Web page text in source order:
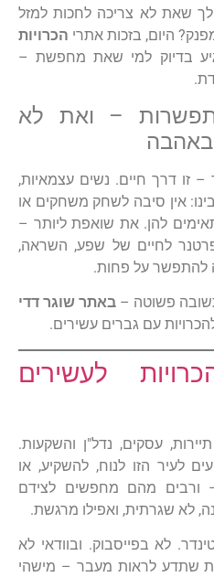
לך שאת לא צריכה לחכות למזל
היום, בזכות אתרי הכרויות
בדיוק למי שאת מחפשת –
– ואת לא
– זו דרך חיים. נשים עצמאיות,
אין סיבה לשחק משחקים או
להן. את שואפת ליותר –
לחיים של שפע, השראה,
להתפשר על פחות.
פשוטה – באתר שוגר דדי
עם גברים עשירים.
לעשירים
עסקים, נדל"ן והשקעות.
לעיר הזו לנוח, להשקיע, או
ורבים מהם מחפשים לצידם
לא שגרתית, ואפילו מרגשת.
לא בפייסבוק. ובוודאי לא
שתדע לראות מעבר – מישהי